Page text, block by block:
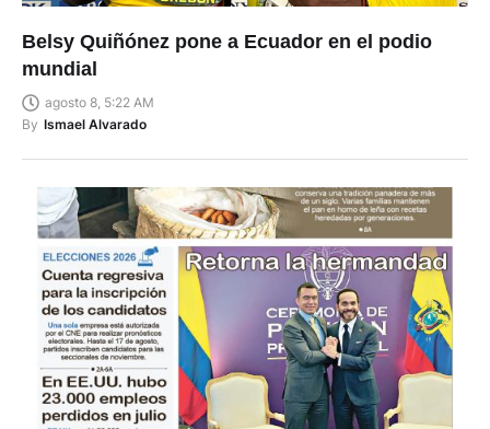
Belsy Quiñónez pone a Ecuador en el podio
mundial
agosto 8, 5:22 AM
By Ismael Alvarado